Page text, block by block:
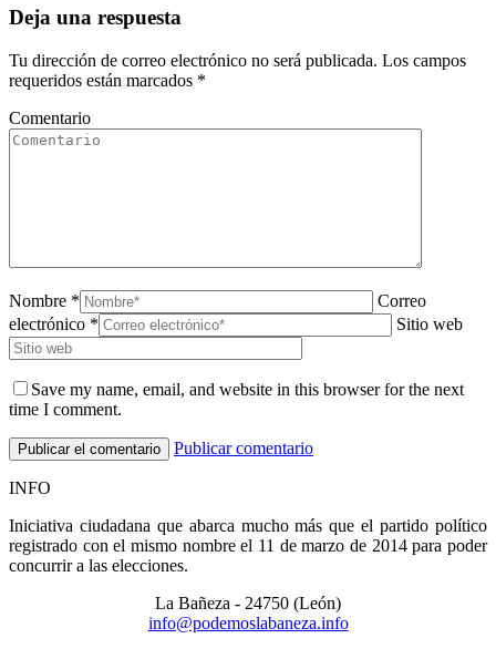
Deja una respuesta
Tu dirección de correo electrónico no será publicada. Los campos
requeridos están marcados *
Comentario
Nombre *
Correo
electrónico *
Sitio web
Save my name, email, and website in this browser for the next
time I comment.
Publicar comentario
INFO
Iniciativa ciudadana que abarca mucho más que el partido político
registrado con el mismo nombre el 11 de marzo de 2014 para poder
concurrir a las elecciones.
La Bañeza - 24750 (León)
info@podemoslabaneza.info